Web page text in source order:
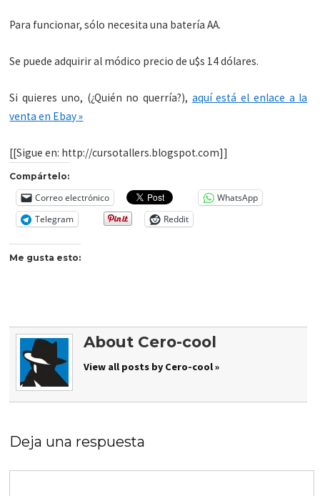
Para funcionar, sólo necesita una batería AA.
Se puede adquirir al módico precio de u$s 14 dólares.
Si quieres uno, (¿Quién no querría?), aquí está el enlace a la
venta en Ebay »
[[Sigue en: http://cursotallers.blogspot.com]]
Compártelo:
Correo electrónico
WhatsApp
Telegram
Reddit
Me gusta esto:
About Cero-cool
View all posts by Cero-cool »
Deja una respuesta